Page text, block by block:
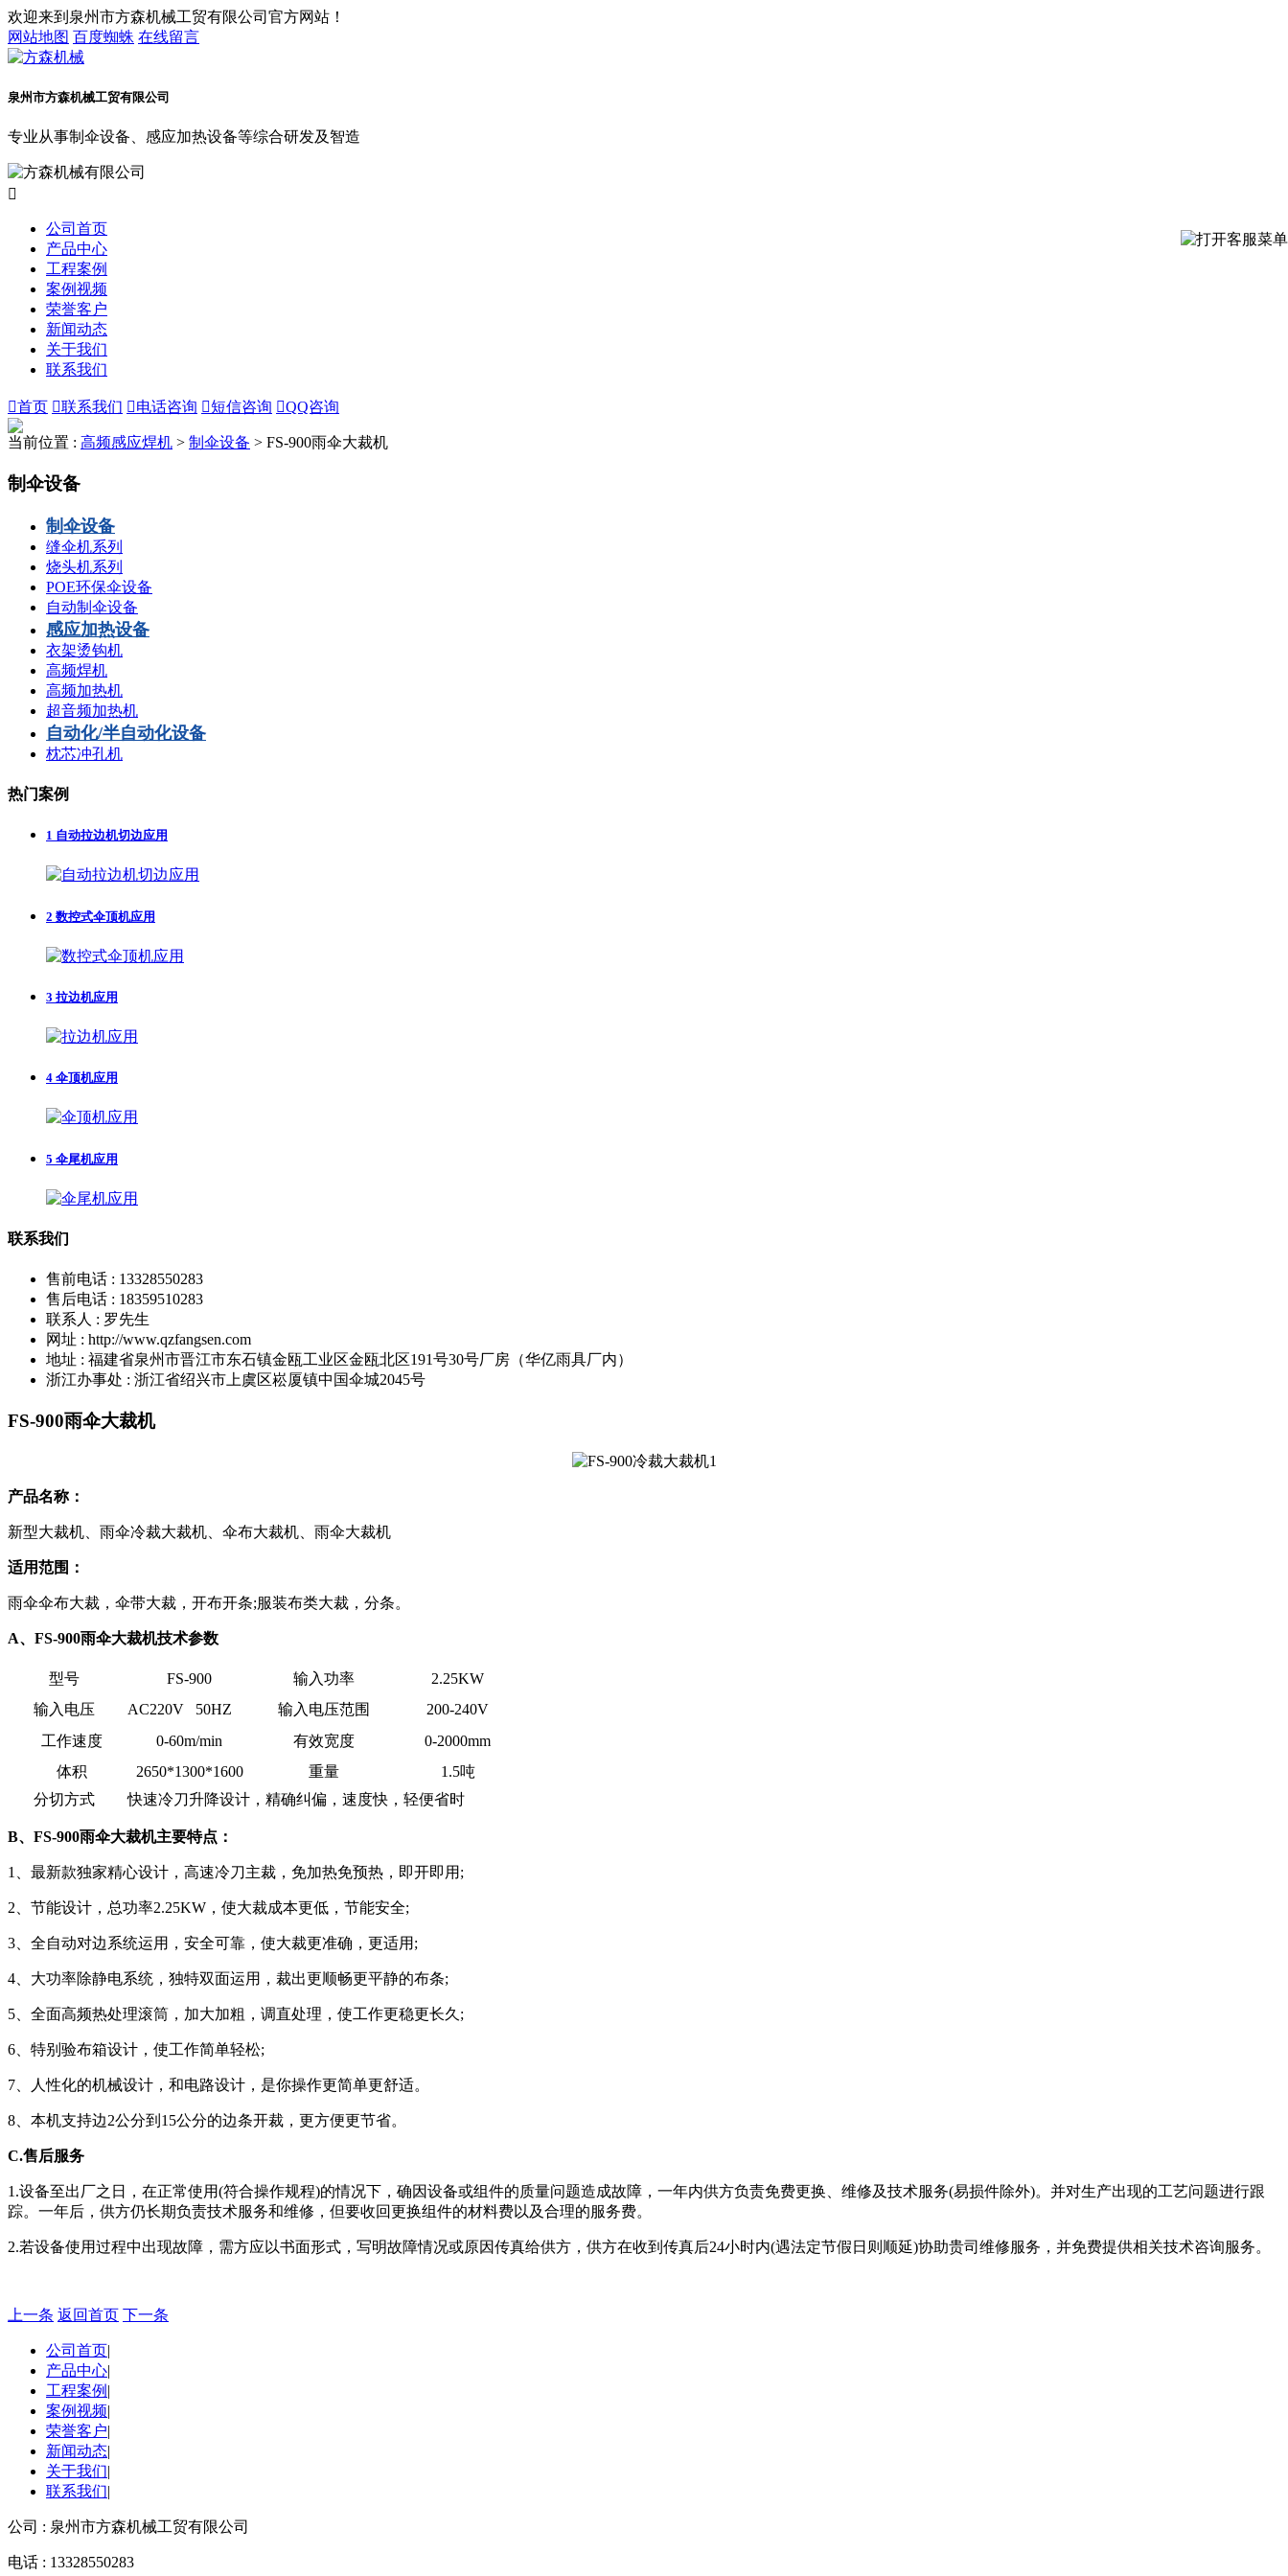
欢迎来到泉州市方森机械工贸有限公司官方网站！
网站地图 百度蜘蛛 在线留言
泉州市方森机械工贸有限公司
专业从事制伞设备、感应加热设备等综合研发及智造

公司首页
产品中心
工程案例
案例视频
荣誉客户
新闻动态
关于我们
联系我们
首页 联系我们 电话咨询 短信咨询 QQ咨询
当前位置 : 高频感应焊机 > 制伞设备 > FS-900雨伞大裁机
制伞设备
制伞设备
缝伞机系列
烧头机系列
POE环保伞设备
自动制伞设备
感应加热设备
衣架烫钩机
高频焊机
高频加热机
超音频加热机
自动化/半自动化设备
枕芯冲孔机
热门案例
1 自动拉边机切边应用
2 数控式伞顶机应用
3 拉边机应用
4 伞顶机应用
5 伞尾机应用
联系我们
售前电话 : 13328550283
售后电话 : 18359510283
联系人 : 罗先生
网址 : http://www.qzfangsen.com
地址 : 福建省泉州市晋江市东石镇金瓯工业区金瓯北区191号30号厂房（华亿雨具厂内）
浙江办事处 : 浙江省绍兴市上虞区崧厦镇中国伞城2045号
FS-900雨伞大裁机
产品名称：
新型大裁机、雨伞冷裁大裁机、伞布大裁机、雨伞大裁机
适用范围：
雨伞伞布大裁，伞带大裁，开布开条;服装布类大裁，分条。
A、FS-900雨伞大裁机技术参数
型号 FS-900 输入功率
2.25KW
输入电压
AC220V 50HZ 输入电压范围
200-240V
工作速度
0-60m/min 有效宽度
0-2000mm
体积
2650*1300*1600 重量
1.5吨
分切方式
快速冷刀升降设计，精确纠偏，速度快，轻便省时
B、FS-900雨伞大裁机主要特点：
1、最新款独家精心设计，高速冷刀主裁，免加热免预热，即开即用;
2、节能设计，总功率2.25KW，使大裁成本更低，节能安全;
3、全自动对边系统运用，安全可靠，使大裁更准确，更适用;
4、大功率除静电系统，独特双面运用，裁出更顺畅更平静的布条;
5、全面高频热处理滚筒，加大加粗，调直处理，使工作更稳更长久;
6、特别验布箱设计，使工作简单轻松;
7、人性化的机械设计，和电路设计，是你操作更简单更舒适。
8、本机支持边2公分到15公分的边条开裁，更方便更节省。
C.售后服务
1.设备至出厂之日，在正常使用(符合操作规程)的情况下，确因设备或组件的质量问题造成故障，一年内供方负责免费更换、维修及技术服务(易损件除外)。并对生产出现的工艺问题进行跟
踪。一年后，供方仍长期负责技术服务和维修，但要收回更换组件的材料费以及合理的服务费。
2.若设备使用过程中出现故障，需方应以书面形式，写明故障情况或原因传真给供方，供方在收到传真后24小时内(遇法定节假日则顺延)协助贵司维修服务，并免费提供相关技术咨询服务。
上一条 返回首页 下一条
公司首页|
产品中心|
工程案例 |
案例视频|
荣誉客户|
新闻动态|
关于我们|
联系我们|
公司 : 泉州市方森机械工贸有限公司
电话 : 13328550283